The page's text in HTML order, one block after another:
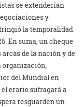
se extenderían
y
la temporalidad
En suma, un cheque
de la nación y de
organización,
del Mundial en
erario sufragará a
resguarden un